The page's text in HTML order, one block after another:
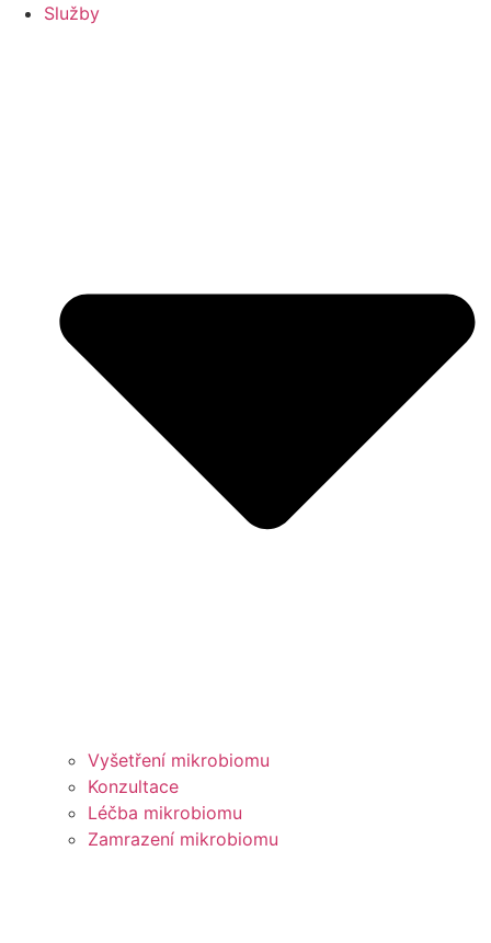
Služby
Vyšetření mikrobiomu
Konzultace
Léčba mikrobiomu
Zamrazení mikrobiomu